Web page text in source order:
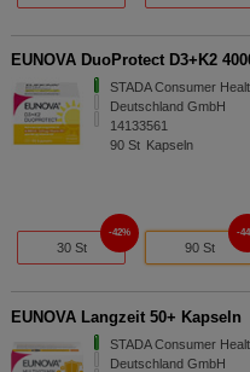
EUNOVA DuoProtect D3+K2
STADA Consumer
Deutschland GmbH
14133561
90 St Kapseln
30 St
42%
90 St
EUNOVA Langzeit 50+ Kapseln
STADA Consumer
Deutschland GmbH